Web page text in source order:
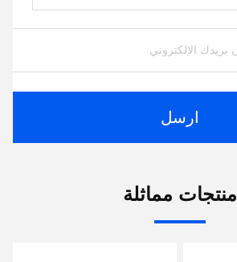
ارسل
منتجات مماثلة